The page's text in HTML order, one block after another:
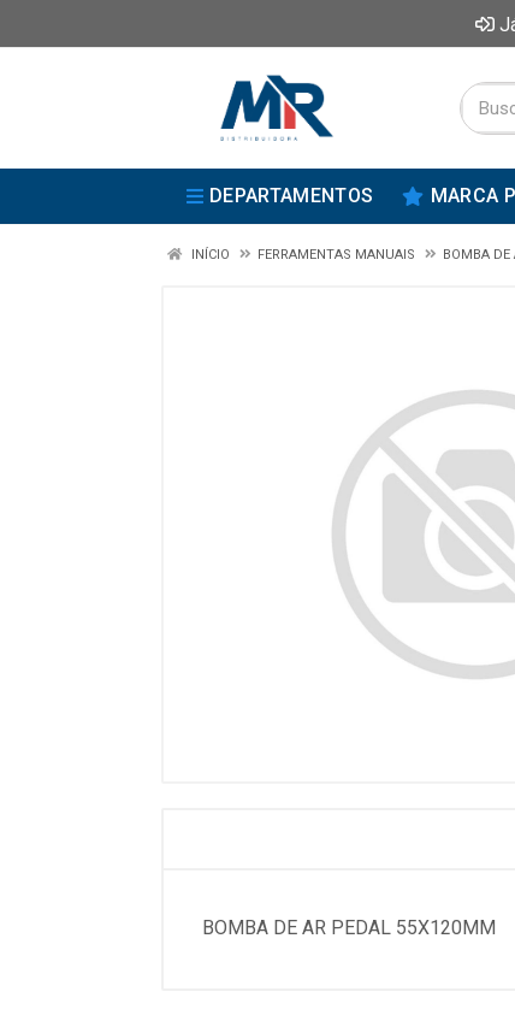
DEPARTAMENTOS MARCA
INÍCIO FERRAMENTAS MANUAIS BOMBA DE
BOMBA DE AR PEDAL 55X120MM